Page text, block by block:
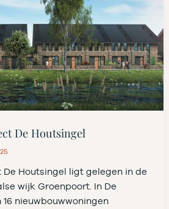
De Houtsingel
Houtsingel ligt gelegen in de
wijk Groenpoort. In De
nieuwbouwwoningen